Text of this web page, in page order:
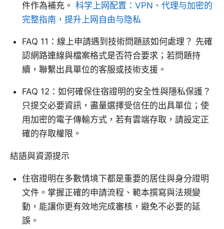
件作為補充。 科学上网配置：VPN、代理与加密的
完整指南，提升上网自由与隐私
FAQ 11：線上申請遇到技術問題該如何處理？ 先確
認網路連線與檔案格式是否符合要求；若問題持
續，聯繫出具單位的客服或技術支援。
FAQ 12：如何確保住宿證明的安全性與隱私保護？
只提交必要資訊，盡量選擇受信任的出具單位；使
用加密的電子傳輸方式，若有雲端存取，請設定正
確的存取權限。
結語與資源提示
住宿證明在多數情境下都是重要的居住與身分證明
文件。掌握正確的申請流程、範本撰寫與法規變
動，能讓你更有效地完成審核，避免不必要的延
誤。